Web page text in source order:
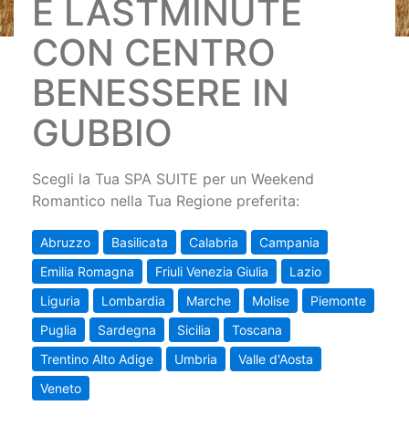
E LASTMINUTE
CON CENTRO
BENESSERE IN
GUBBIO
Scegli la Tua SPA SUITE per un Weekend
Romantico nella Tua Regione preferita:
Abruzzo Basilicata Calabria
Campania
Emilia Romagna
Friuli Venezia Giulia
Lazio
Liguria
Lombardia Marche Molise
Piemonte
Puglia
Sardegna Sicilia
Toscana
Trentino Alto Adige
Umbria
Valle d'Aosta
Veneto